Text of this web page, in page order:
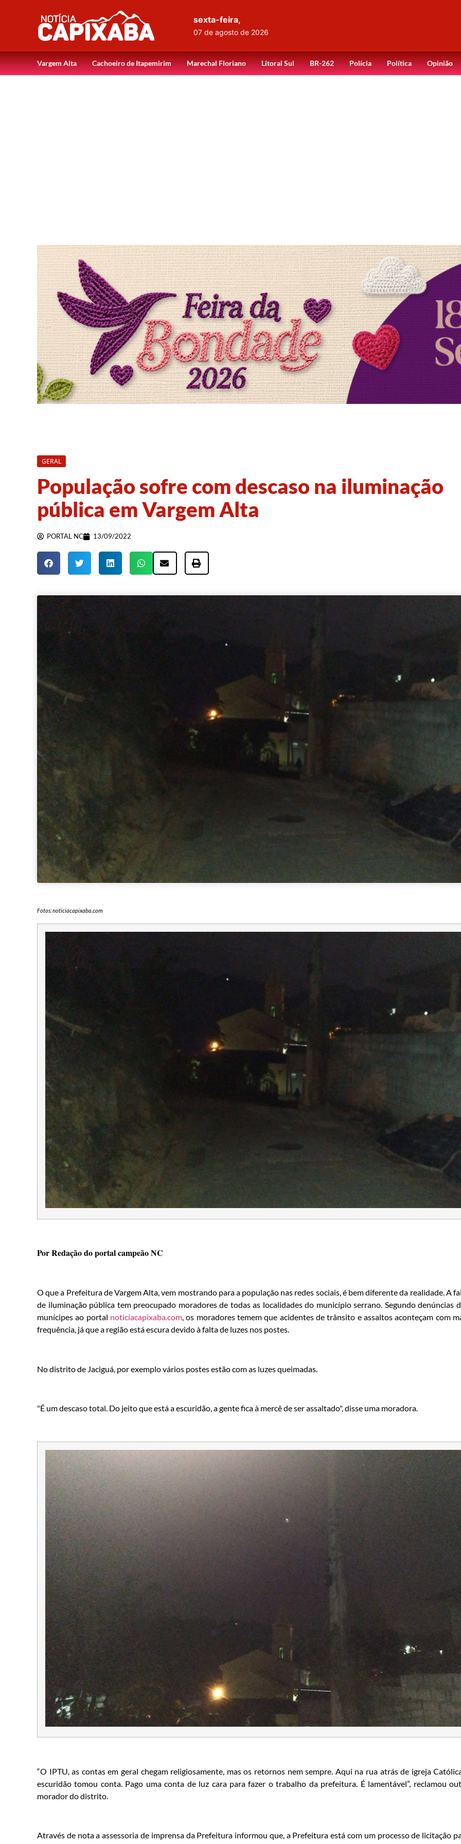
sexta-feira,
07 de agosto de 2026
Vargem Alta Cachoeiro de Itapemirim Marechal Floriano Litoral Sul BR-262 Polícia Política Opinião
GERAL
População sofre com descaso na iluminação
pública em Vargem Alta
PORTAL NC 13/09/2022
Fotos: noticiacapixaba.com
Por Redação do portal campeão NC
O que a Prefeitura de Vargem Alta, vem mostrando para a população nas redes sociais, é bem diferente da realidade. A
de iluminação pública tem preocupado moradores de todas as localidades do município serrano. Segundo denúncias
munícipes ao portal noticiacapixaba.com, os moradores temem que acidentes de trânsito e assaltos aconteçam com
frequência, já que a região está escura devido à falta de luzes nos postes.
No distrito de Jaciguá, por exemplo vários postes estão com as luzes queimadas.
"É um descaso total. Do jeito que está a escuridão, a gente fica à mercê de ser assaltado", disse uma moradora.
“O IPTU, as contas em geral chegam religiosamente, mas os retornos nem sempre. Aqui na rua atrás de igreja
escuridão tomou conta. Pago uma conta de luz cara para fazer o trabalho da prefeitura. É lamentável”, reclamou
morador do distrito.
Através de nota a assessoria de imprensa da Prefeitura informou que, a Prefeitura está com um processo de licitação